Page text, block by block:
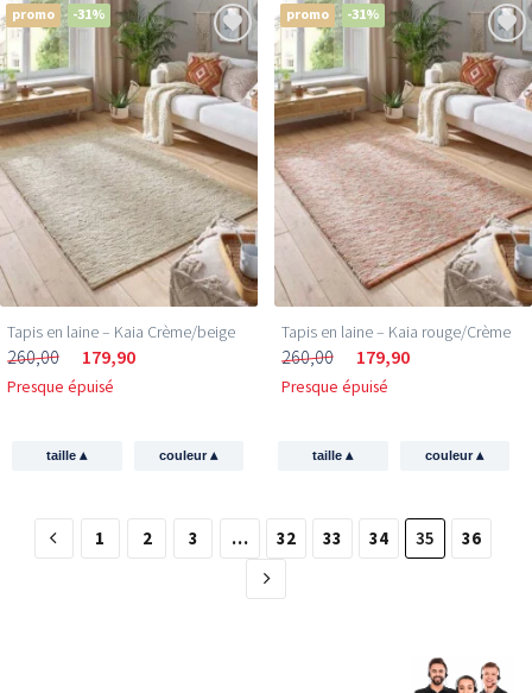
promo -31%
Tapis en laine – Kaia Crème/beige
260,00 179,90
Presque épuisé
taille▴ couleur▴
promo -31%
Tapis en laine – Kaia rouge/Crème
260,00 179,90
Presque épuisé
taille▴ couleur▴
1 2 3 … 32 33 34 35 36